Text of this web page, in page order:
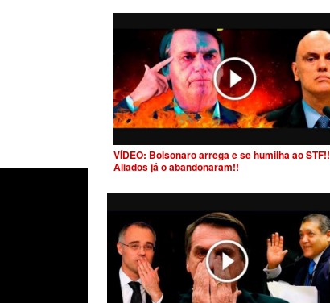
VÍDEO: Bolsonaro arrega e se humilha ao STF!!
Aliados já o abandonaram!!